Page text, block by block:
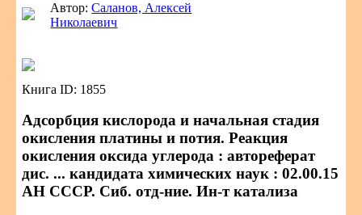
Автор:Саланов, Алексей
Николаевич
Книга ID: 1855
Адсорбция кислорода и начальная стадия
окисления платины и потия. Реакция
окисления оксида углерода : автореферат
дис. ... кандидата химических наук : 02.00.15
АН СССР. Сиб. отд-ние. Ин-т катализа